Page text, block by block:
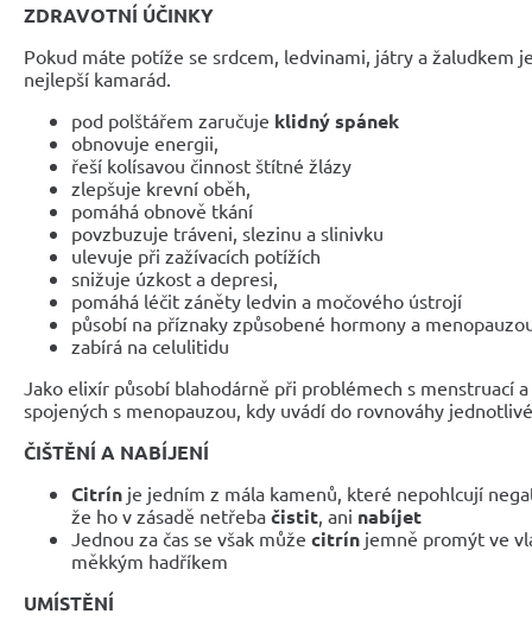
ZDRAVOTNÍ ÚČINKY
Pokud máte potíže se srdcem, ledvinami, játry a žaludkem
nejlepší kamarád.
pod polštářem zaručuje klidný spánek
obnovuje energii,
řeší kolísavou činnost štítné žlázy
zlepšuje krevní oběh,
pomáhá obnově tkání
povzbuzuje tráveni, slezinu a slinivku
ulevuje při zažívacích potížích
snižuje úzkost a depresi,
pomáhá léčit záněty ledvin a močového ústrojí
působí na příznaky způsobené hormony a
zabírá na celulitidu
Jako elixír působí blahodárně při problémech s menstruací
spojených s menopauzou, kdy uvádí do rovnováhy
ČIŠTĚNÍ A NABÍJENÍ
Citrín je jedním z mála kamenů, které nepohlcují
že ho v zásadě netřeba čistit , ani nabíjet
Jednou za čas se však může citrín jemně promýt ve
měkkým hadříkem
UMÍSTĚNÍ